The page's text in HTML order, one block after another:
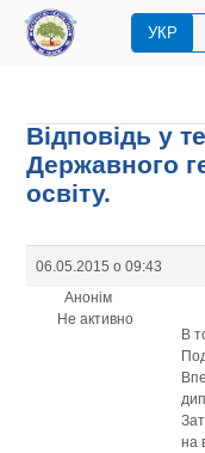
УКР
Відповідь у
Державного
освіту.
06.05.2015 о 09:43
Анонім
Не активно
В
на